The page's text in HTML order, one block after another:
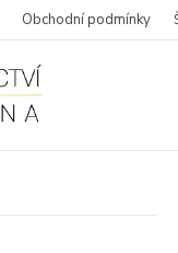
Obchodní podmínky